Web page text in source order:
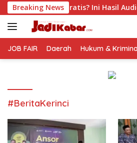
Langsung
ke
konten
Breaking News
Ini Hasil Audiensinya DJP
JOB FAIR Daerah Hukum &
#BeritaKerinci